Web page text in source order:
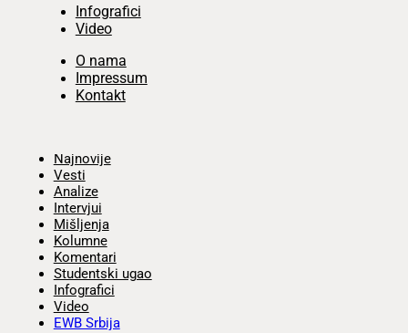
Infografici
Video
O nama
Impressum
Kontakt
Najnovije
Vesti
Analize
Intervjui
Mišljenja
Kolumne
Komentari
Studentski ugao
Infografici
Video
EWB Srbija